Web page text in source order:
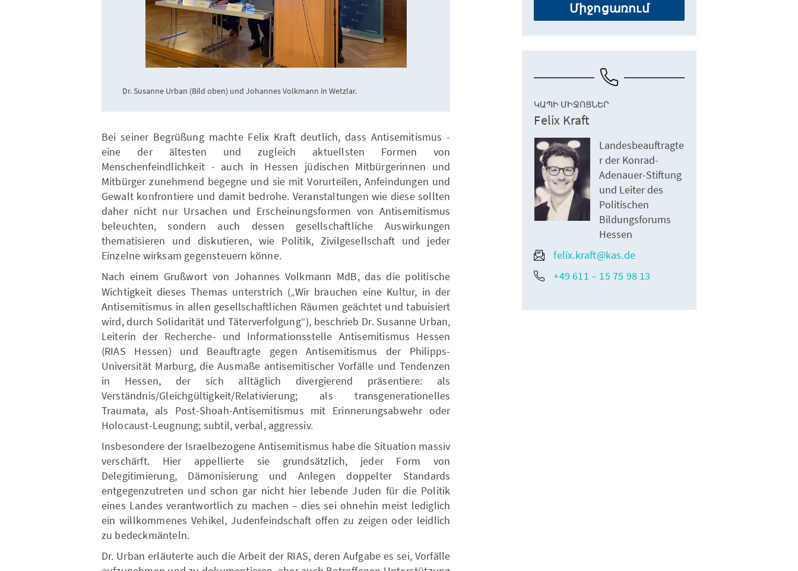
Dr. Susanne Urban (Bild oben) und Johannes Volkmann in Wetzlar.
Bei seiner Begrüßung machte Felix Kraft deutlich, dass Antisemitismus -
eine der ältesten und zugleich aktuellsten Formen von
Menschenfeindlichkeit - auch in Hessen jüdischen Mitbürgerinnen und
Mitbürger zunehmend begegne und sie mit Vorurteilen, Anfeindungen und
Gewalt konfrontiere und damit bedrohe. Veranstaltungen wie diese sollten
daher nicht nur Ursachen und Erscheinungsformen von Antisemitismus
beleuchten, sondern auch dessen gesellschaftliche Auswirkungen
thematisieren und diskutieren, wie Politik, Zivilgesellschaft und jeder
Einzelne wirksam gegensteuern könne.
Nach einem Grußwort von Johannes Volkmann MdB, das die politische
Wichtigkeit dieses Themas unterstrich („Wir brauchen eine Kultur, in der
Antisemitismus in allen gesellschaftlichen Räumen geächtet und tabuisiert
wird, durch Solidarität und Täterverfolgung“), beschrieb Dr. Susanne Urban,
Leiterin der Recherche- und Informationsstelle Antisemitismus Hessen
(RIAS Hessen) und Beauftragte gegen Antisemitismus der Philipps-
Universität Marburg, die Ausmaße antisemitischer Vorfälle und Tendenzen
in Hessen, der sich alltäglich divergierend präsentiere: als
Verständnis/Gleichgültigkeit/Relativierung; als transgenerationelles
Traumata, als Post-Shoah-Antisemitismus mit Erinnerungsabwehr oder
Holocaust-Leugnung; subtil, verbal, aggressiv.
Insbesondere der Israelbezogene Antisemitismus habe die Situation massiv
verschärft. Hier appellierte sie grundsätzlich, jeder Form von
Delegitimierung, Dämonisierung und Anlegen doppelter Standards
entgegenzutreten und schon gar nicht hier lebende Juden für die Politik
eines Landes verantwortlich zu machen – dies sei ohnehin meist lediglich
ein willkommenes Vehikel, Judenfeindschaft offen zu zeigen oder leidlich
zu bedeckmänteln.
Dr. Urban erläuterte auch die Arbeit der RIAS, deren Aufgabe es sei, Vorfälle
Միջոցառում
ԿԱՊԻ ՄԻՋՈՑՆԵՐ
Felix Kraft
Landesbeauftragte
r der Konrad-
Adenauer-Stiftung
und Leiter des
Politischen
Bildungsforums
Hessen
felix.kraft@kas.de
+49 611 – 15 75 98 13